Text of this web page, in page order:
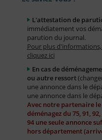
L'attestation de
immédiatement vos
parution du journal.
Pour plus
cliquez ici
En cas de
ou autre ressort
une annonce dans le
une annonce dans le
Avec notre partenaire
déménagez du 75, 91,
94 une seule annonce
hors département